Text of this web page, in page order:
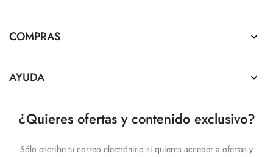
COMPRAS 
AYUDA 
¿Quieres ofertas y contenido exclusivo?
Sólo escribe tu correo electrónico si quieres acceder a ofertas y